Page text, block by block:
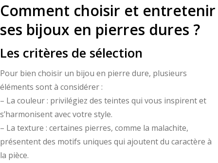
Comment choisir et entretenir
ses bijoux en pierres dures ?
Les critères de sélection
Pour bien choisir un bijou en pierre dure, plusieurs
éléments sont à considérer :
– La couleur : privilégiez des teintes qui vous inspirent et
s’harmonisent avec votre style.
– La texture : certaines pierres, comme la malachite,
présentent des motifs uniques qui ajoutent du caractère à
la pièce.